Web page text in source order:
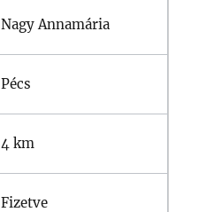
Nagy Annamária
Pécs
4 km
Fizetve